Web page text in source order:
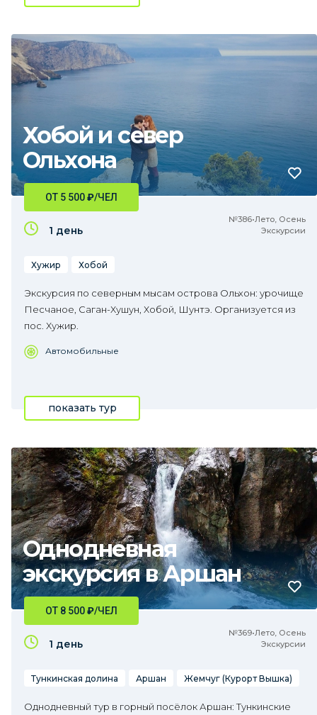
Хобой и север
Ольхона
№386•Лето, Осень
Экскурсии
ОТ 5 500₽/ЧЕЛ
1 день
Хужир Хобой
Экскурсия по северным мысам острова Ольхон: урочище
Песчаное, Саган-Хушун, Хобой, Шунтэ. Организуется из
пос. Хужир.
Автомобильные
показать тур
Однодневная
экскурсия в Аршан
№369•Лето, Осень
Экскурсии
ОТ 8 500₽/ЧЕЛ
1 день
Тункинская долина Аршан Жемчуг (Курорт Вышка)
Однодневный тур в горный посёлок Аршан: Тункинские